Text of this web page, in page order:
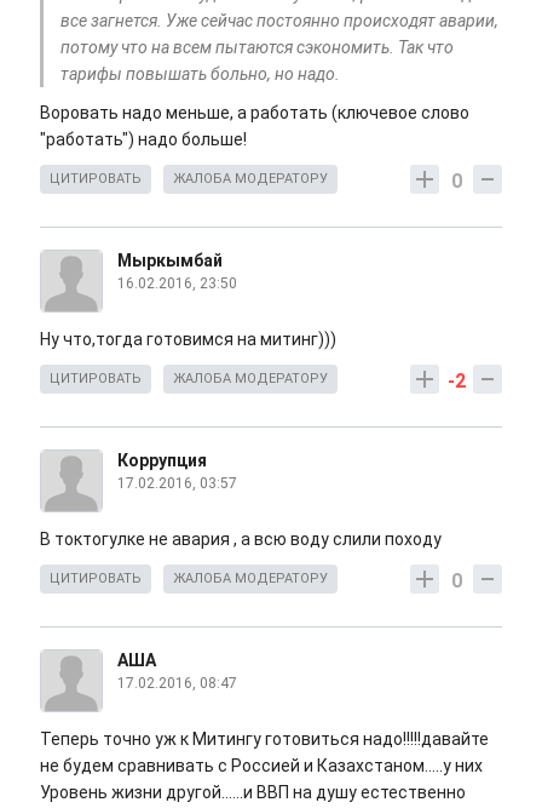
все загнется. Уже сейчас постоянно происходят аварии,
потому что на всем пытаются сэкономить. Так что
тарифы повышать больно, но надо.
Воровать надо меньше, а работать (ключевое слово
"работать") надо больше!
0
ЦИТИРОВАТЬ ЖАЛОБА МОДЕРАТОРУ
Мыркымбай
16.02.2016, 23:50
Ну что,тогда готовимся на митинг)))
-2
ЦИТИРОВАТЬ ЖАЛОБА МОДЕРАТОРУ
Коррупция
17.02.2016, 03:57
В токтогулке не авария , а всю воду слили походу
0
ЦИТИРОВАТЬ ЖАЛОБА МОДЕРАТОРУ
АША
17.02.2016, 08:47
Теперь точно уж к Митингу готовиться надо!!!!!давайте
не будем сравнивать с Россией и Казахстаном.....у них
Уровень жизни другой......и ВВП на душу естественно